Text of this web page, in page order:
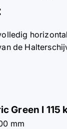
de
Green I
mm